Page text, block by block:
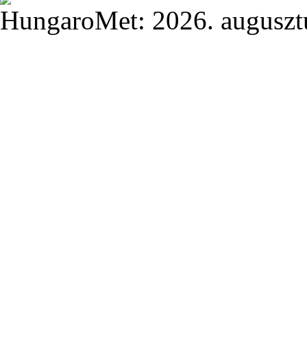
HungaroMet: 2026.